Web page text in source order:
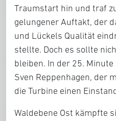
Traumstart hin und traf
gelungener Auftakt, der
und Lückels Qualität
stellte. Doch es sollte
bleiben. In der 25.
Sven Reppenhagen, der
die Turbine einen
Waldebene Ost kämpfte